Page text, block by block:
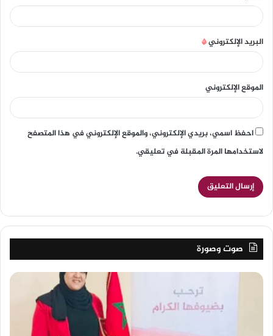
البريد الإلكتروني*
الموقع الإلكتروني
احفظ اسمي، بريدي الإلكتروني، والموقع الإلكتروني في هذا المتصفح
لاستخدامها المرة المقبلة في تعليقي.
صوت وصورة